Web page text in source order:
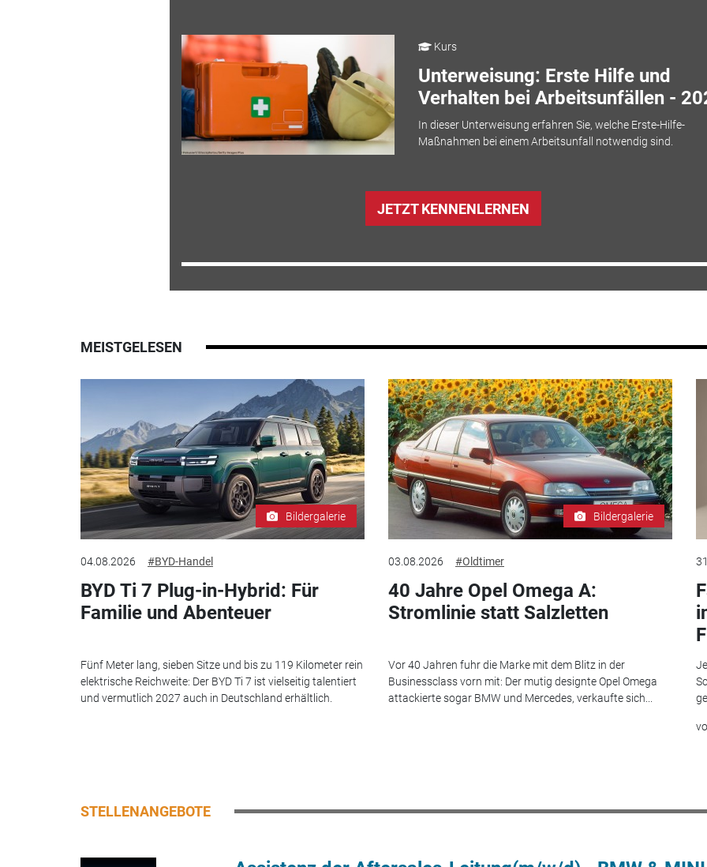
Kurs
Unterweisung: Erste Hilfe und
Verhalten bei Arbeitsunfällen -
In dieser Unterweisung erfahren Sie, welche Erste-Hilfe-
Maßnahmen bei einem Arbeitsunfall notwendig sind.
JETZT KENNENLERNEN
MEISTGELESEN
Bildergalerie
04.08.2026 #BYD-Handel
BYD Ti 7 Plug-in-Hybrid: Für
Familie und Abenteuer
Fünf Meter lang, sieben Sitze und bis zu 119 Kilometer rein
elektrische Reichweite: Der BYD Ti 7 ist vielseitig talentiert
und vermutlich 2027 auch in Deutschland erhältlich.
Bildergalerie
03.08.2026 #Oldtimer
40 Jahre Opel Omega A:
Stromlinie statt Salzletten
Vor 40 Jahren fuhr die Marke mit dem Blitz in der
Businessclass vorn mit: Der mutig designte Opel Omega
attackierte sogar BMW und Mercedes, verkaufte sich...
STELLENANGEBOTE